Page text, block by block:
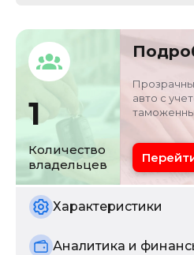
Кузов
седан/хэтчбек
Объём двигателя
2 л
Состояние
б/у
1
Количество
владельцев
авто с
Характеристики
Аналитика и